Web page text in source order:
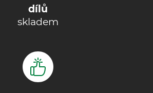
dílů
skladem